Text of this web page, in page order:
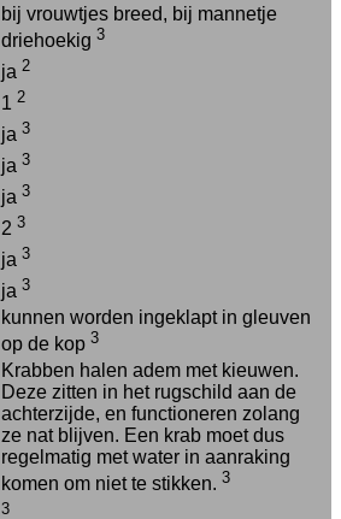
bij vrouwtjes breed, bij mannetje
driehoekig 3
ja 2
1 2
ja 3
ja 3
ja 3
2 3
ja 3
ja 3
kunnen worden ingeklapt in gleuven
op de kop 3
Krabben halen adem met kieuwen.
Deze zitten in het rugschild aan de
achterzijde, en functioneren zolang
ze nat blijven. Een krab moet dus
regelmatig met water in aanraking
komen om niet te stikken. 3
3